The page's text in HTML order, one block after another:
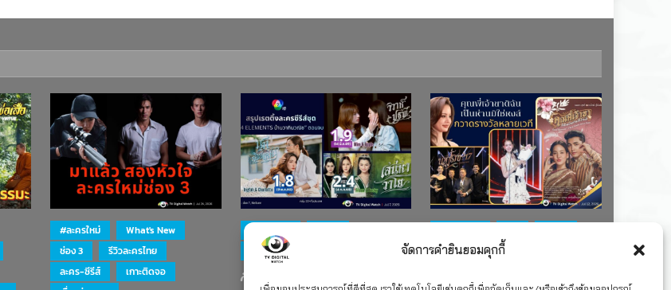
จัดการคำยินยอมคุกกี้
#ละครใหม่
What's New
ช่อง 3
รีวิวละครไทย
ละคร-ซีรีส์
เกาะติดจอ
ละคร-ซีรีส์
สรุป เรตติ้งละครซีรีส์ชุด
รางวัล
ละคร-ซีรีส์
”คุณพี่เจ้าขาดิฉันเป็น